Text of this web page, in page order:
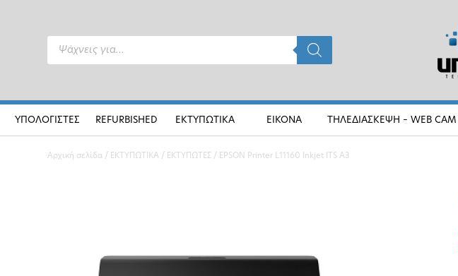
search
ΥΠΟΛΟΓΙΣΤΕΣ REFURBISHED ΕΚΤΥΠΩΤΙΚΑ ΕΙΚΟΝΑ ΤΗΛΕΔΙΑΣΚΕΨΗ – WEB CAM
Αρχική σελίδα / ΕΚΤΥΠΩΤΙΚΑ / ΕΚΤΥΠΩΤΕΣ / EPSON Printer L11160 Inkjet ITS A3